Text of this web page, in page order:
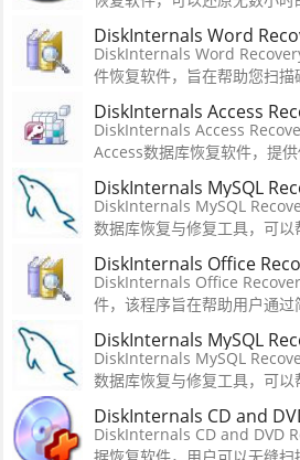
或SD卡，它能够直接从发生
统密码;这使此工具成为法医
直接访问
DiskInternals Word
DiskInternals Word
件恢复软件，旨在帮助您扫描
档，软件采用了简单的向导
的磁盘分区或驱动器，即可快
要
DiskInternals Access
DiskInternals Access
Access数据库恢复软件，提
大功能，分别适用于修复损
失的Access数据库文件。
DiskInternals MySQL
DiskInternals MySQL
数据库恢复与修复工具，可以
数据库，此恢复软件可与在
创建的MySQL数据库配合使
DiskInternals Office
DiskInternals Office
件，该程序旨在帮助用户通过
Excel、PowerPoint、
件类型，其具备了三种文件恢
DiskInternals MySQL
DiskInternals MySQL
数据库恢复与修复工具，可以
数据库，此恢复软件可与在
创建的MySQL数据库配合使用
DiskInternals CD and
DiskInternals CD and DVD